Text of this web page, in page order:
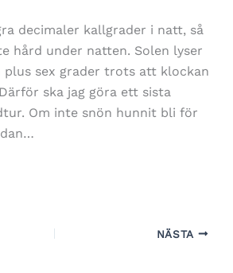
decimaler kallgrader i natt, så
hård under natten. Solen lyser
plus sex grader trots att klockan
ska jag göra ett sista
Om inte snön hunnit bli för
NÄSTA